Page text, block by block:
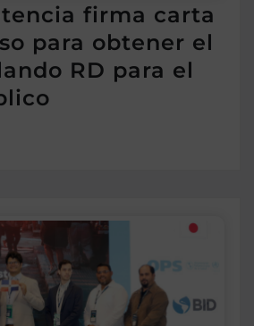
firma carta
para obtener el
RD para el